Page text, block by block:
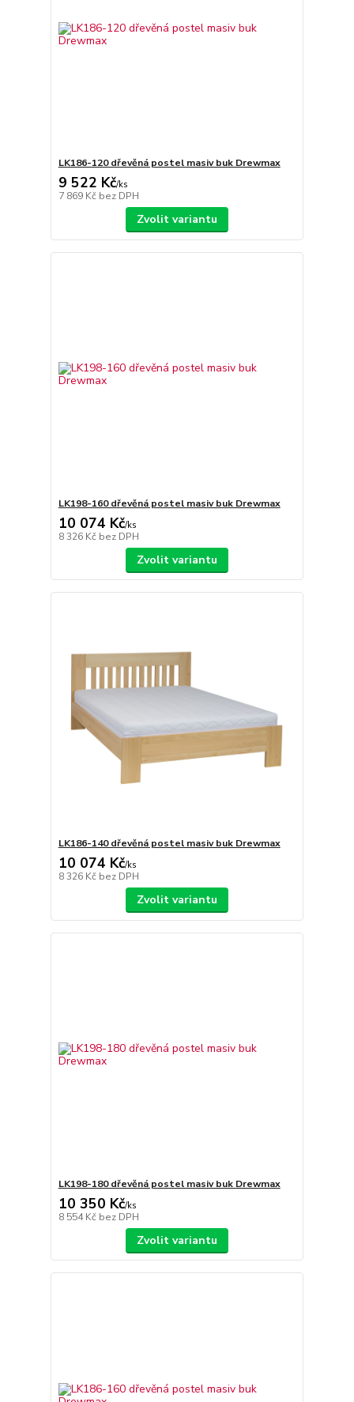
LK186-120 dřevěná postel masiv buk Drewmax
9 522 Kč/ks
7 869 Kč bez DPH
Zvolit variantu
LK198-160 dřevěná postel masiv buk Drewmax
10 074 Kč/ks
8 326 Kč bez DPH
Zvolit variantu
LK186-140 dřevěná postel masiv buk Drewmax
10 074 Kč/ks
8 326 Kč bez DPH
Zvolit variantu
LK198-180 dřevěná postel masiv buk Drewmax
10 350 Kč/ks
8 554 Kč bez DPH
Zvolit variantu